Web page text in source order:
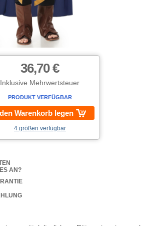
36,70 €
Inklusive Mehrwertsteuer
PRODUKT VERFÜGBAR
Warenkorb legen
4 größen verfügbar
AN?